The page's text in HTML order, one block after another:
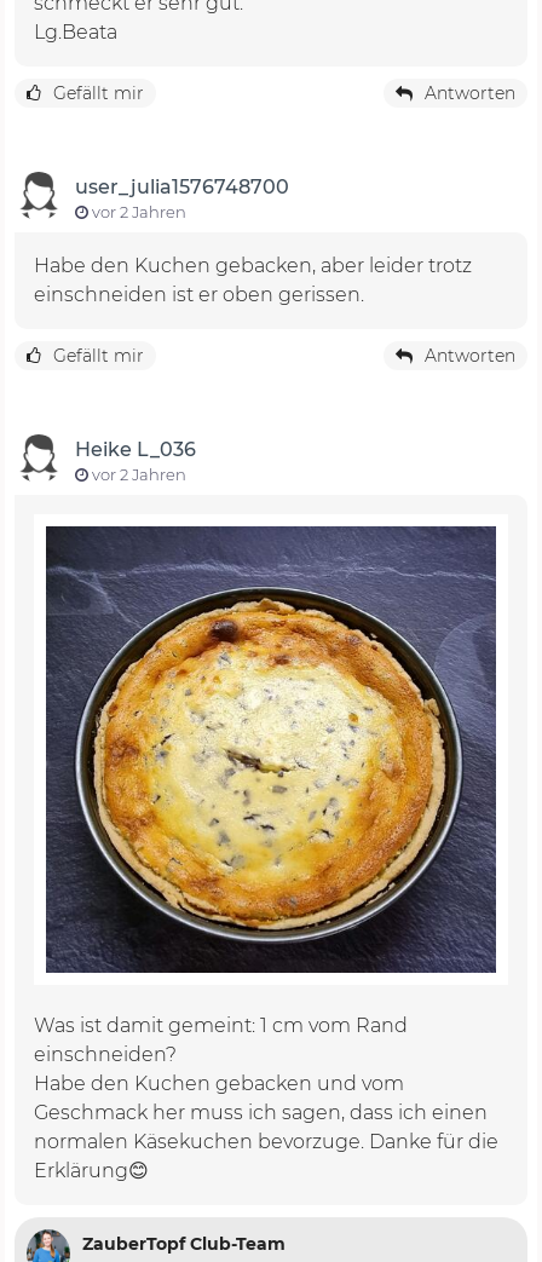
Lg.Beata
Gefällt mir Antworten
user_julia1576748700
vor 2 Jahren
Habe den Kuchen gebacken, aber leider trotz
einschneiden ist er oben gerissen.
Gefällt mir Antworten
Heike L_036
vor 2 Jahren
Was ist damit gemeint: 1 cm vom Rand
einschneiden?
Habe den Kuchen gebacken und vom
Geschmack her muss ich sagen, dass ich einen
normalen Käsekuchen bevorzuge. Danke für die
Erklärung😊
ZauberTopf Club-Team